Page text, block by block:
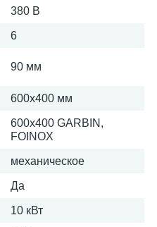
380 В
6
90 мм
600х400 мм
600х400 GARBIN,
FOINOX
механическое
Да
10 кВт